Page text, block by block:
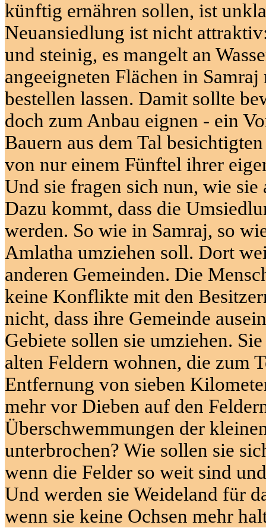
künftig ernähren sollen, ist
Neuansiedlung ist nicht
und steinig, es mangelt an
angeeigneten Flächen in Samraj
bestellen lassen. Damit sollte
doch zum Anbau eignen - ein
Bauern aus dem Tal
von nur einem Fünftel ihrer
Und sie fragen sich nun, wie
Dazu kommt, dass die
werden. So wie in Samraj, so
Amlatha umziehen soll. Dort
anderen Gemeinden. Die
keine Konflikte mit den
nicht, dass ihre Gemeinde
Gebiete sollen sie umziehen.
alten Feldern wohnen, die zum
Entfernung von sieben
mehr vor Dieben auf den
Überschwemmungen der
unterbrochen? Wie sollen sie
wenn die Felder so weit sind
Und werden sie Weideland für
wenn sie keine Ochsen mehr